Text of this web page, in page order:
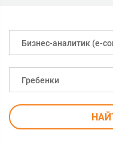
Бизнес-аналитик (e-
Гребенки